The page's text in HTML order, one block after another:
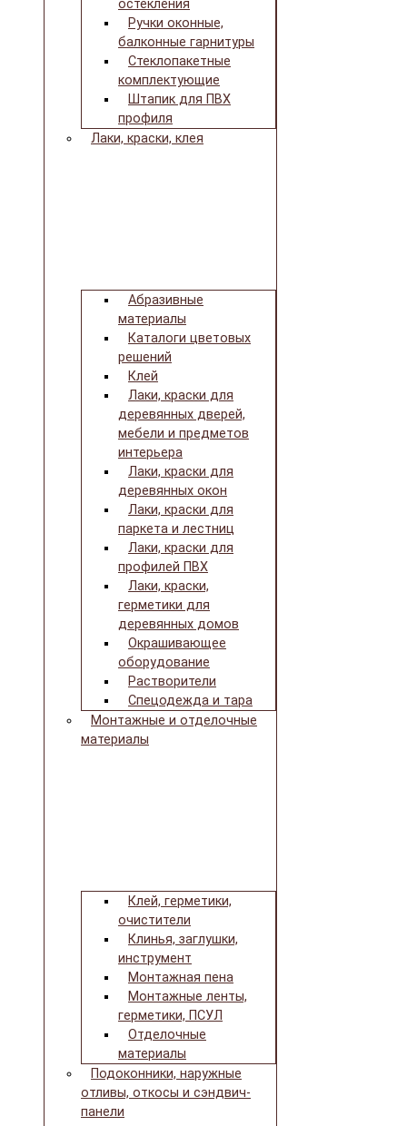
остекления
Ручки оконные,
балконные гарнитуры
Стеклопакетные
комплектующие
Штапик для ПВХ
профиля
Лаки, краски, клея
Абразивные
материалы
Каталоги цветовых
решений
Клей
Лаки, краски для
деревянных дверей,
мебели и предметов
интерьера
Лаки, краски для
деревянных окон
Лаки, краски для
паркета и лестниц
Лаки, краски для
профилей ПВХ
Лаки, краски,
герметики для
деревянных домов
Окрашивающее
оборудование
Растворители
Спецодежда и тара
Монтажные и отделочные
материалы
Клей, герметики,
очистители
Клинья, заглушки,
инструмент
Монтажная пена
Монтажные ленты,
герметики, ПСУЛ
Отделочные
материалы
Подоконники, наружные
отливы, откосы и сэндвич-
панели